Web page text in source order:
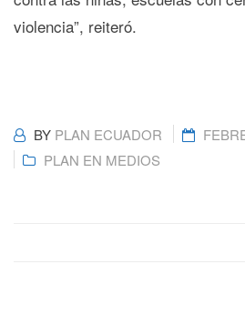
violencia”, reiteró.
BY PLAN ECUADOR
PLAN EN MEDIOS